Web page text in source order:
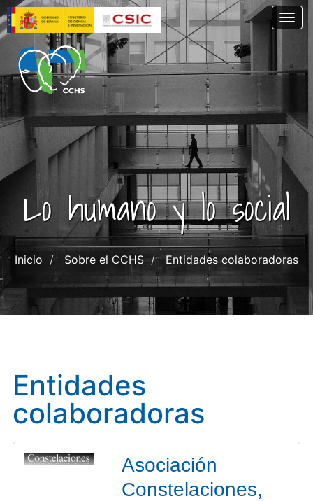
Pasar
al
contenido
principal
Lo humano y lo social
Inicio Sobre el CCHS Entidades colaboradoras
Entidades
colaboradoras
Asociación
Constelaciones,